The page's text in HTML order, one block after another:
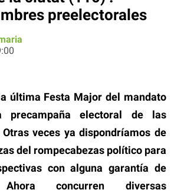
preelectorales
última Festa Major del mandato
electoral de las
veces ya dispondríamos de
del rompecabezas político para
con alguna garantía de
concurren diversas